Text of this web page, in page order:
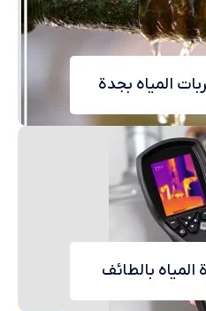
المياه بجدة
المياه بالطائف